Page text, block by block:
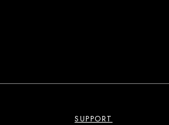
SUPPORT